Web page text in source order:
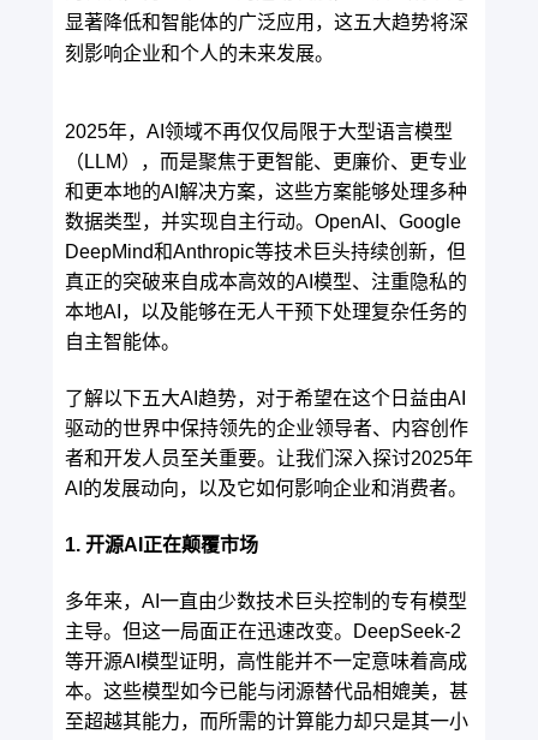
显著降低和智能体的广泛应用，这五大趋势将深
刻影响企业和个人的未来发展。
2025年，AI领域不再仅仅局限于大型语言模型
（LLM），而是聚焦于更智能、更廉价、更专业
和更本地的AI解决方案，这些方案能够处理多种
数据类型，并实现自主行动。OpenAI、Google
DeepMind和Anthropic等技术巨头持续创新，但
真正的突破来自成本高效的AI模型、注重隐私的
本地AI，以及能够在无人干预下处理复杂任务的
自主智能体。
了解以下五大AI趋势，对于希望在这个日益由AI
驱动的世界中保持领先的企业领导者、内容创作
者和开发人员至关重要。让我们深入探讨2025年
AI的发展动向，以及它如何影响企业和消费者。
1. 开源AI正在颠覆市场
多年来，AI一直由少数技术巨头控制的专有模型
主导。但这一局面正在迅速改变。DeepSeek-2
等开源AI模型证明，高性能并不一定意味着高成
本。这些模型如今已能与闭源替代品相媲美，甚
至超越其能力，而所需的计算能力却只是其一小